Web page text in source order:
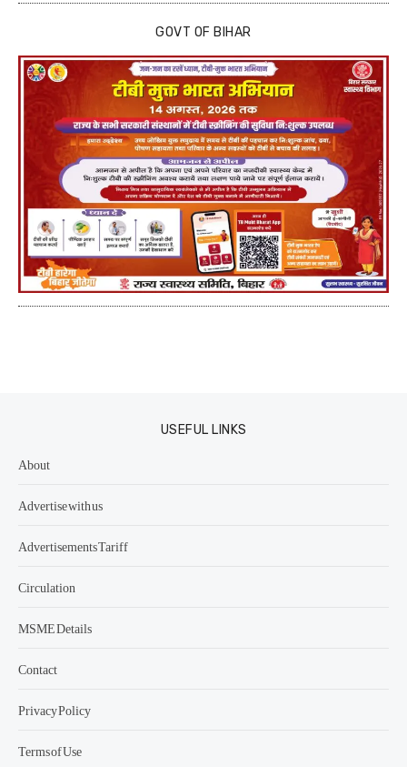
GOVT OF BIHAR
USEFUL LINKS
About
Advertise with us
Advertisements Tariff
Circulation
MSME Details
Contact
Privacy Policy
Terms of Use